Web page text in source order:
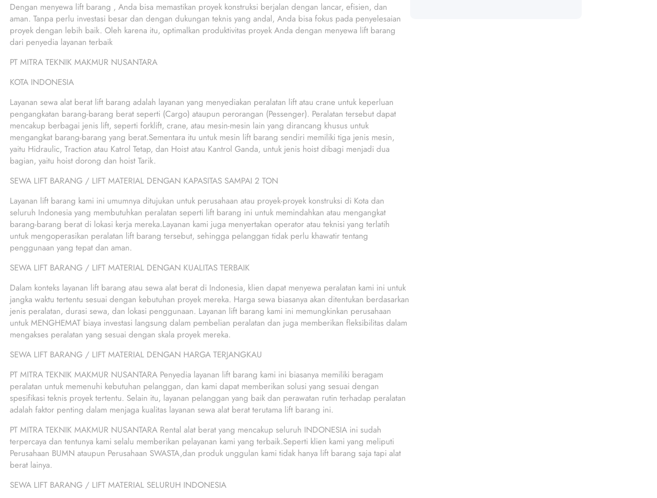
Dengan menyewa lift barang , Anda bisa memastikan proyek konstruksi berjalan dengan lancar, efisien, dan
aman. Tanpa perlu investasi besar dan dengan dukungan teknis yang andal, Anda bisa fokus pada penyelesaian
proyek dengan lebih baik. Oleh karena itu, optimalkan produktivitas proyek Anda dengan menyewa lift barang
dari penyedia layanan terbaik
PT MITRA TEKNIK MAKMUR NUSANTARA
KOTA INDONESIA
Layanan sewa alat berat lift barang adalah layanan yang menyediakan peralatan lift atau crane untuk keperluan
pengangkatan barang-barang berat seperti (Cargo) ataupun perorangan (Pessenger). Peralatan tersebut dapat
mencakup berbagai jenis lift, seperti forklift, crane, atau mesin-mesin lain yang dirancang khusus untuk
mengangkat barang-barang yang berat.Sementara itu untuk mesin lift barang sendiri memiliki tiga jenis mesin,
yaitu Hidraulic, Traction atau Katrol Tetap, dan Hoist atau Kantrol Ganda, untuk jenis hoist dibagi menjadi dua
bagian, yaitu hoist dorong dan hoist Tarik.
SEWA LIFT BARANG / LIFT MATERIAL DENGAN KAPASITAS SAMPAI 2 TON
Layanan lift barang kami ini umumnya ditujukan untuk perusahaan atau proyek-proyek konstruksi di Kota dan
seluruh Indonesia yang membutuhkan peralatan seperti lift barang ini untuk memindahkan atau mengangkat
barang-barang berat di lokasi kerja mereka.Layanan kami juga menyertakan operator atau teknisi yang terlatih
untuk mengoperasikan peralatan lift barang tersebut, sehingga pelanggan tidak perlu khawatir tentang
penggunaan yang tepat dan aman.
SEWA LIFT BARANG / LIFT MATERIAL DENGAN KUALITAS TERBAIK
Dalam konteks layanan lift barang atau sewa alat berat di Indonesia, klien dapat menyewa peralatan kami ini untuk
jangka waktu tertentu sesuai dengan kebutuhan proyek mereka. Harga sewa biasanya akan ditentukan berdasarkan
jenis peralatan, durasi sewa, dan lokasi penggunaan. Layanan lift barang kami ini memungkinkan perusahaan
untuk MENGHEMAT biaya investasi langsung dalam pembelian peralatan dan juga memberikan fleksibilitas dalam
mengakses peralatan yang sesuai dengan skala proyek mereka.
SEWA LIFT BARANG / LIFT MATERIAL DENGAN HARGA TERJANGKAU
PT MITRA TEKNIK MAKMUR NUSANTARA Penyedia layanan lift barang kami ini biasanya memiliki beragam
peralatan untuk memenuhi kebutuhan pelanggan, dan kami dapat memberikan solusi yang sesuai dengan
spesifikasi teknis proyek tertentu. Selain itu, layanan pelanggan yang baik dan perawatan rutin terhadap peralatan
adalah faktor penting dalam menjaga kualitas layanan sewa alat berat terutama lift barang ini.
PT MITRA TEKNIK MAKMUR NUSANTARA Rental alat berat yang mencakup seluruh INDONESIA ini sudah
terpercaya dan tentunya kami selalu memberikan pelayanan kami yang terbaik.Seperti klien kami yang meliputi
Perusahaan BUMN ataupun Perusahaan SWASTA,dan produk unggulan kami tidak hanya lift barang saja tapi alat
berat lainya.
SEWA LIFT BARANG / LIFT MATERIAL SELURUH INDONESIA